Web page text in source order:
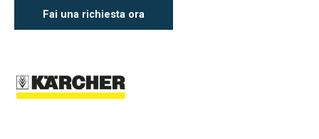
Fai una richiesta ora